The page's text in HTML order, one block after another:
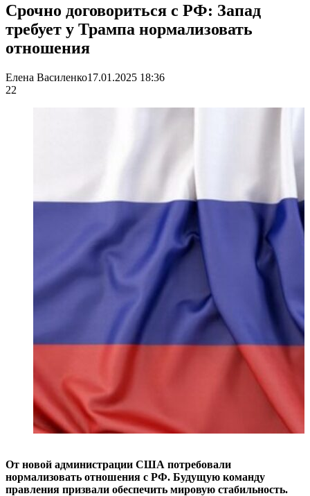
Срочно договориться с РФ: Запад
требует у Трампа нормализовать
отношения
Елена Василенко17.01.2025 18:36
22
От новой администрации США потребовали
нормализовать отношения с РФ. Будущую команду
правления призвали обеспечить мировую стабильность.